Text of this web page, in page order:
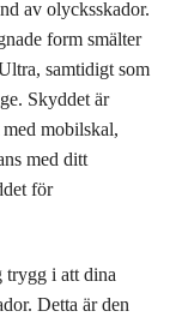
av olycksskador.
form smälter
samtidigt som
Skyddet är
mobilskal,
med ditt
för
trygg i att dina
Detta är den